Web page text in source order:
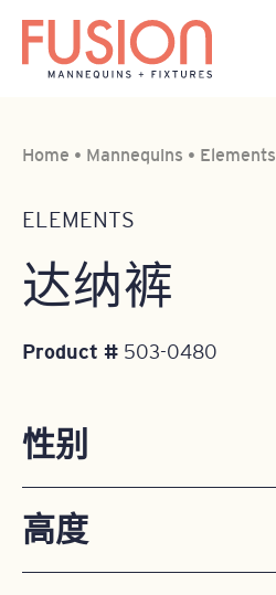
Home • Mannequins • Elements
ELEMENTS
达纳裤
Product # 503-0480
性别
高度